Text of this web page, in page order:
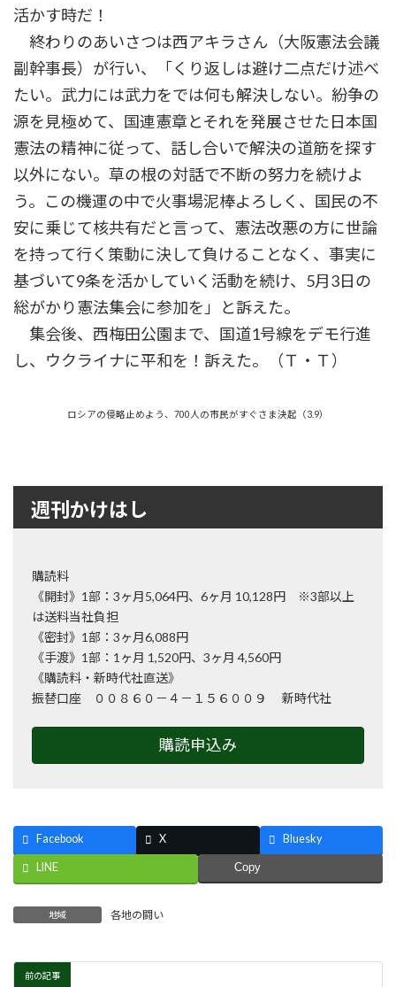
活かす時だ！
終わりのあいさつは西アキラさん（大阪憲法会議
副幹事長）が行い、「くり返しは避け二点だけ述べ
たい。武力には武力をでは何も解決しない。紛争の
源を見極めて、国連憲章とそれを発展させた日本国
憲法の精神に従って、話し合いで解決の道筋を探す
以外にない。草の根の対話で不断の努力を続けよ
う。この機運の中で火事場泥棒よろしく、国民の不
安に乗じて核共有だと言って、憲法改悪の方に世論
を持って行く策動に決して負けることなく、事実に
基づいて9条を活かしていく活動を続け、5月3日の
総がかり憲法集会に参加を」と訴えた。
集会後、西梅田公園まで、国道1号線をデモ行進
し、ウクライナに平和を！訴えた。（Ｔ・Ｔ）
ロシアの侵略止めよう、700人の市民がすぐさま決起（3.9）
週刊かけはし
購読料
《開封》1部：3ヶ月5,064円、6ヶ月 10,128円 ※3部以上
は送料当社負担
《密封》1部：3ヶ月6,088円
《手渡》1部：1ヶ月 1,520円、3ヶ月 4,560円
《購読料・新時代社直送》
振替口座 ００８６０－４－１５６００９ 新時代社
購読申込み
Facebook X Bluesky
LINE Copy
地域 各地の闘い
前の記事